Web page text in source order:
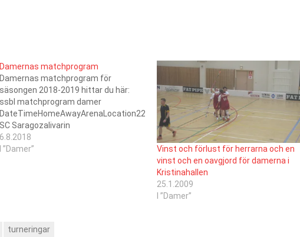
Damernas matchprogram
Damernas matchprogram för
säsongen 2018-2019 hittar du här:
ssbl matchprogram damer
DateTimeHomeAwayArenaLocation22.09.201816:00ISB-
SC SaragozaIivarin
LiikuntahalliTöysä22.09.201818:00SC
Saragoza-SB Vaasa MummotIivarin
FBCHollihakaKokkola04.11.201819:00Nibacos-
6.8.2018
I ”Damer”
Vinst och förlust för herrarna och en
vinst och en oavgjord för damerna i
Kristinahallen
25.1.2009
I ”Damer”
turneringar